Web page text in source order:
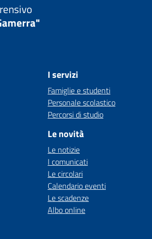
I servizi
Famiglie e studenti
Personale scolastico
Percorsi di studio
Le novità
Le notizie
I comunicati
Le circolari
Calendario eventi
Le scadenze
Albo online